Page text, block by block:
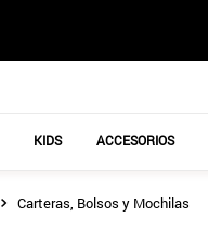
KIDS ACCESORIOS
Carteras, Bolsos y Mochilas